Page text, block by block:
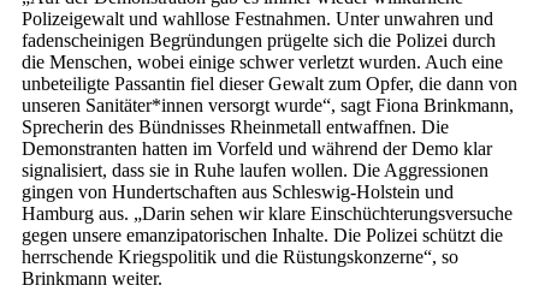
Polizeigewalt und wahllose Festnahmen. Unter unwahren und
fadenscheinigen Begründungen prügelte sich die Polizei durch
die Menschen, wobei einige schwer verletzt wurden. Auch eine
unbeteiligte Passantin fiel dieser Gewalt zum Opfer, die dann von
unseren Sanitäter*innen versorgt wurde“, sagt Fiona Brinkmann,
Sprecherin des Bündnisses Rheinmetall entwaffnen. Die
Demonstranten hatten im Vorfeld und während der Demo klar
signalisiert, dass sie in Ruhe laufen wollen. Die Aggressionen
gingen von Hundertschaften aus Schleswig-Holstein und
Hamburg aus. „Darin sehen wir klare Einschüchterungsversuche
gegen unsere emanzipatorischen Inhalte. Die Polizei schützt die
herrschende Kriegspolitik und die Rüstungskonzerne“, so
Brinkmann weiter.